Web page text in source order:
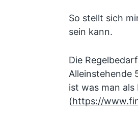
So stellt sich
sein kann.
Die
Alleinstehende
ist was man
(https://